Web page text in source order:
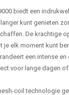
biedt een
kunt genieten
De krachtige
je elk moment kunt
een intense
voor lange dagen
coil technologie